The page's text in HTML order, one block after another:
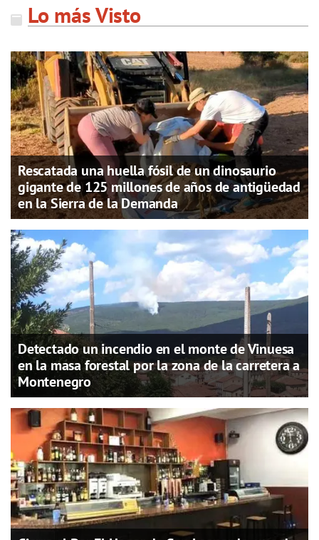
Lo más Visto
Rescatada una huella fósil de un dinosaurio
gigante de 125 millones de años de antigüedad
en la Sierra de la Demanda
Detectado un incendio en el monte de Vinuesa
en la masa forestal por la zona de la carretera a
Montenegro